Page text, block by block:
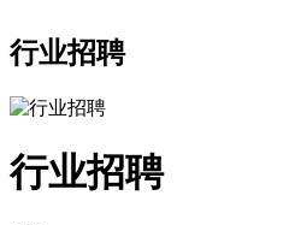
行业招聘
行业招聘